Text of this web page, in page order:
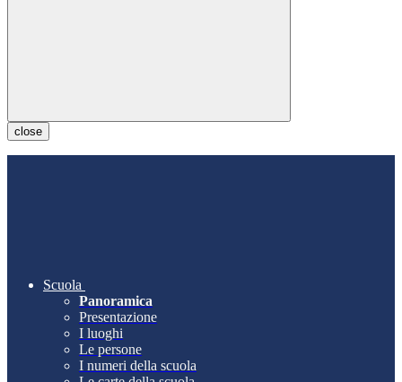
close
Scuola
Panoramica
Presentazione
I luoghi
Le persone
I numeri della scuola